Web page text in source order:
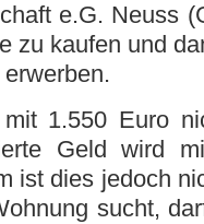
e.G. Neuss
zu kaufen und
1.550 Euro
Geld wird
ist dies jedoch
sucht,